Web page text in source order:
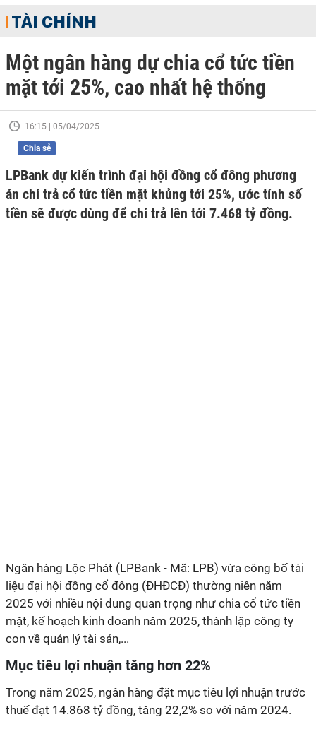
TÀI CHÍNH
Một ngân hàng dự chia cổ tức tiền
mặt tới 25%, cao nhất hệ thống
16:15 | 05/04/2025
Chia sẻ
LPBank dự kiến trình đại hội đồng cổ đông phương
án chi trả cổ tức tiền mặt khủng tới 25%, ước tính số
tiền sẽ được dùng để chi trả lên tới 7.468 tỷ đồng.
Ngân hàng Lộc Phát (LPBank - Mã: LPB) vừa công bố tài
liệu đại hội đồng cổ đông (ĐHĐCĐ) thường niên năm
2025 với nhiều nội dung quan trọng như chia cổ tức tiền
mặt, kế hoạch kinh doanh năm 2025, thành lập công ty
con về quản lý tài sản,...
Mục tiêu lợi nhuận tăng hơn 22%
Trong năm 2025, ngân hàng đặt mục tiêu lợi nhuận trước
thuế đạt 14.868 tỷ đồng, tăng 22,2% so với năm 2024.